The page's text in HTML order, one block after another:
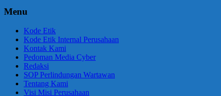
Menu
Kode Etik
Kode Etik Internal Perusahaan
Kontak Kami
Pedoman Media Cyber
Redaksi
SOP Perlindungan Wartawan
Tentang Kami
Visi Misi Perusahaan